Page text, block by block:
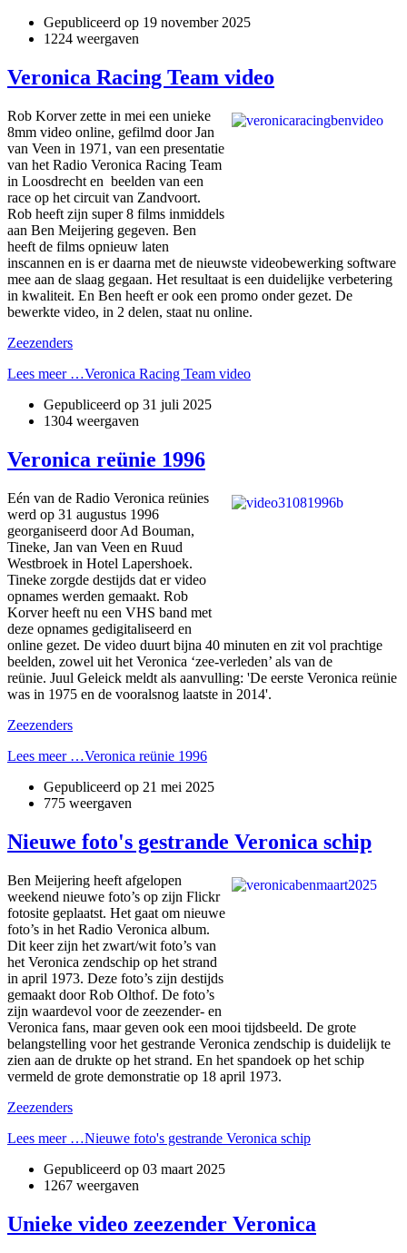
Gepubliceerd op 19 november 2025
1224 weergaven
Veronica Racing Team video
Rob Korver zette in mei een unieke
8mm video online, gefilmd door Jan
van Veen in 1971, van een presentatie
van het Radio Veronica Racing Team
in Loosdrecht en beelden van een
race op het circuit van Zandvoort.
Rob heeft zijn super 8 films inmiddels
aan Ben Meijering gegeven. Ben
heeft de films opnieuw laten
inscannen en is er daarna met de nieuwste videobewerking software
mee aan de slaag gegaan. Het resultaat is een duidelijke verbetering
in kwaliteit. En Ben heeft er ook een promo onder gezet. De
bewerkte video, in 2 delen, staat nu online.
Zeezenders
Lees meer …Veronica Racing Team video
Gepubliceerd op 31 juli 2025
1304 weergaven
Veronica reünie 1996
Eén van de Radio Veronica reünies
werd op 31 augustus 1996
georganiseerd door Ad Bouman,
Tineke, Jan van Veen en Ruud
Westbroek in Hotel Lapershoek.
Tineke zorgde destijds dat er video
opnames werden gemaakt. Rob
Korver heeft nu een VHS band met
deze opnames gedigitaliseerd en
online gezet. De video duurt bijna 40 minuten en zit vol prachtige
beelden, zowel uit het Veronica ‘zee-verleden’ als van de
reünie. Juul Geleick meldt als aanvulling: 'De eerste Veronica reünie
was in 1975 en de vooralsnog laatste in 2014'.
Zeezenders
Lees meer …Veronica reünie 1996
Gepubliceerd op 21 mei 2025
775 weergaven
Nieuwe foto's gestrande Veronica schip
Ben Meijering heeft afgelopen
weekend nieuwe foto’s op zijn Flickr
fotosite geplaatst. Het gaat om nieuwe
foto’s in het Radio Veronica album.
Dit keer zijn het zwart/wit foto’s van
het Veronica zendschip op het strand
in april 1973. Deze foto’s zijn destijds
gemaakt door Rob Olthof. De foto’s
zijn waardevol voor de zeezender- en
Veronica fans, maar geven ook een mooi tijdsbeeld. De grote
belangstelling voor het gestrande Veronica zendschip is duidelijk te
zien aan de drukte op het strand. En het spandoek op het schip
vermeld de grote demonstratie op 18 april 1973.
Zeezenders
Lees meer …Nieuwe foto's gestrande Veronica schip
Gepubliceerd op 03 maart 2025
1267 weergaven
Unieke video zeezender Veronica